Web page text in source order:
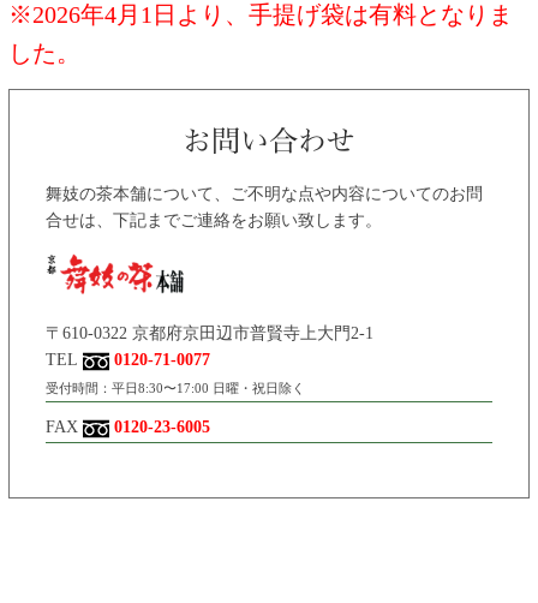
※2026年4月1日より、手提げ袋は有料となりま
した。
舞妓の茶本舗について、ご不明な点や内容についてのお問
合せは、下記までご連絡をお願い致します。
〒610-0322 京都府京田辺市普賢寺上大門2-1
TEL
0120-71-0077
受付時間：平日8:30〜17:00 日曜・祝日除く
FAX 0120-23-6005